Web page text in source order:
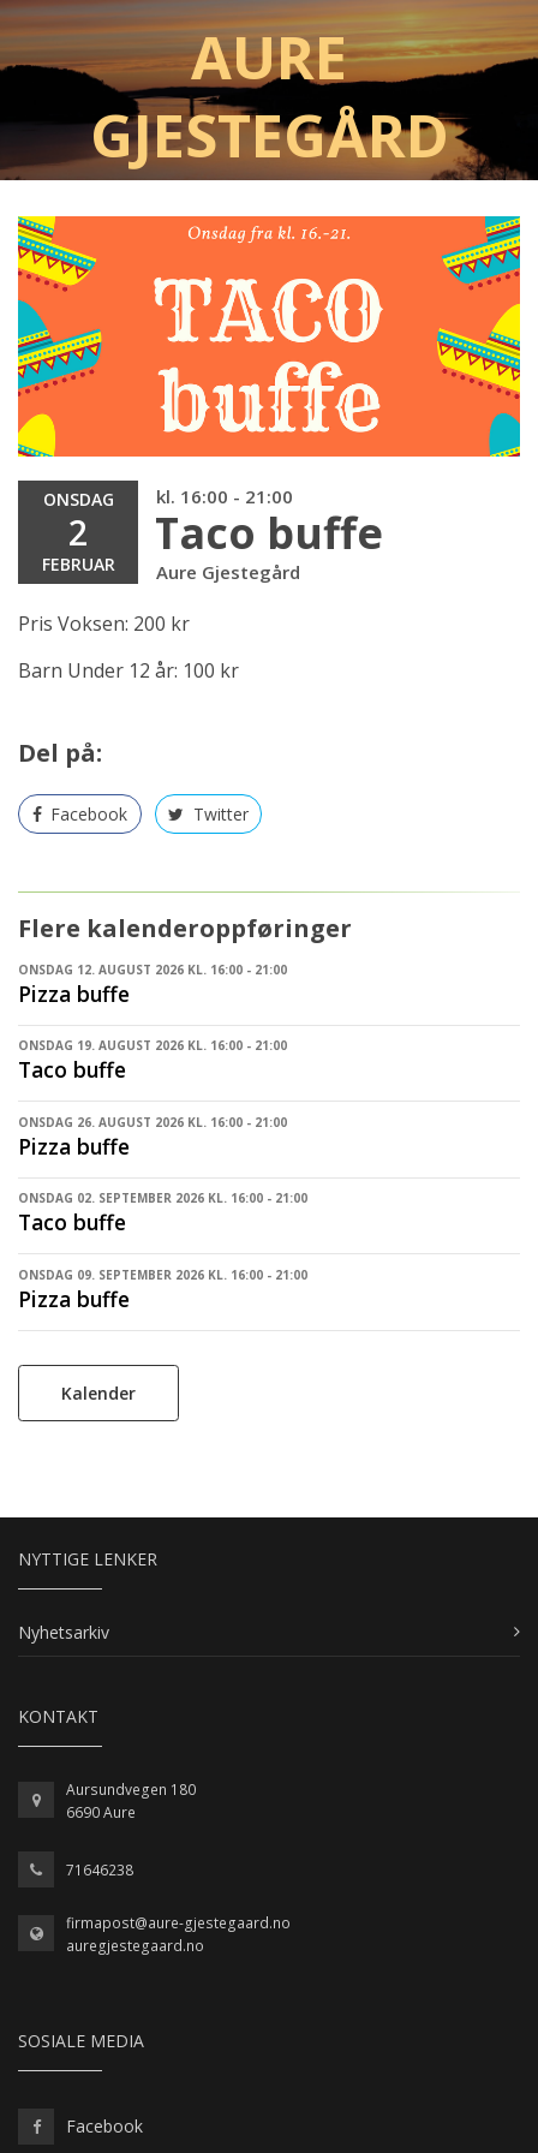
Aure
Gjestegård
ONSDAG
2
FEBRUAR
kl. 16:00 - 21:00
Taco buffe
Aure Gjestegård
Pris Voksen: 200 kr
Barn Under 12 år: 100 kr
Del på:
Facebook Twitter
Flere kalenderoppføringer
ONSDAG 12. AUGUST 2026 KL. 16:00 - 21:00
Pizza buffe
ONSDAG 19. AUGUST 2026 KL. 16:00 - 21:00
Taco buffe
ONSDAG 26. AUGUST 2026 KL. 16:00 - 21:00
Pizza buffe
ONSDAG 02. SEPTEMBER 2026 KL. 16:00 - 21:00
Taco buffe
ONSDAG 09. SEPTEMBER 2026 KL. 16:00 - 21:00
Pizza buffe
Kalender
NYTTIGE LENKER
Nyhetsarkiv
KONTAKT
Aursundvegen 180
6690 Aure
71646238
firmapost@aure-gjestegaard.no
auregjestegaard.no
SOSIALE MEDIA
Facebook